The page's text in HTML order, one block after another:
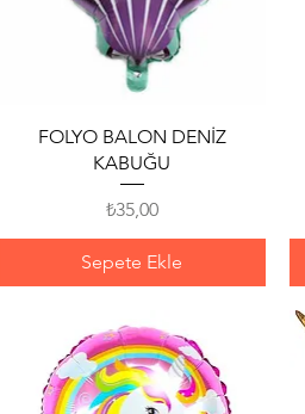
Hızlı Bakış
FOLYO BALON DENİZ
KABUĞU
Fiyat
₺35,00
Sepete Ekle